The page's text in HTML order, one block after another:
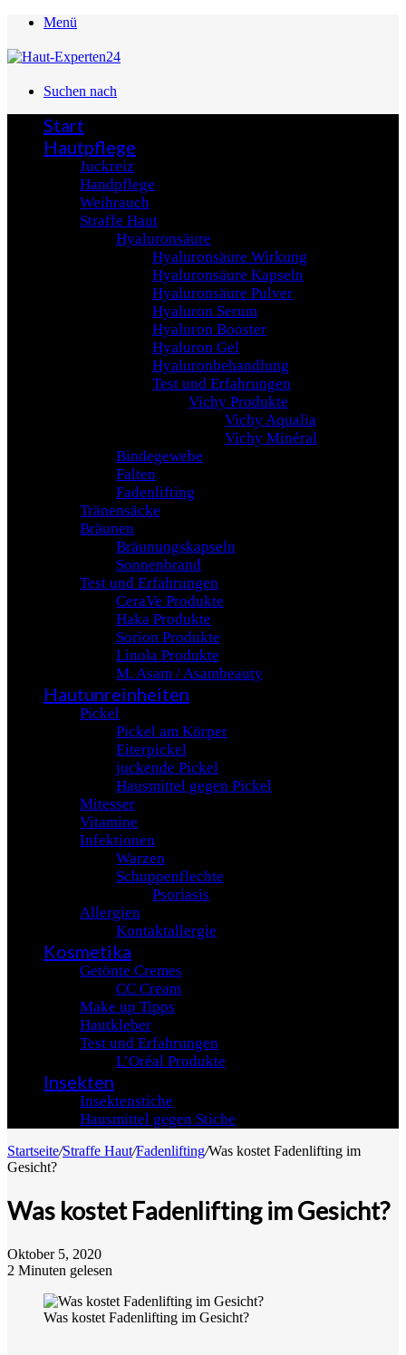
Menü
Suchen nach
Start
Hautpflege
Juckreiz
Handpflege
Weihrauch
Straffe Haut
Hyaluronsäure
Hyaluronsäure Wirkung
Hyaluronsäure Kapseln
Hyaluronsäure Pulver
Hyaluron Serum
Hyaluron Booster
Hyaluron Gel
Hyaluronbehandlung
Test und Erfahrungen
Vichy Produkte
Vichy Aqualia
Vichy Minéral
Bindegewebe
Falten
Fadenlifting
Tränensäcke
Bräunen
Bräunungskapseln
Sonnenbrand
Test und Erfahrungen
CeraVe Produkte
Haka Produkte
Sorion Produkte
Linola Produkte
M. Asam / Asambeauty
Hautunreinheiten
Pickel
Pickel am Körper
Eiterpickel
juckende Pickel
Hausmittel gegen Pickel
Mitesser
Vitamine
Infektionen
Warzen
Schuppenflechte
Psoriasis
Allergien
Kontaktallergie
Kosmetika
Getönte Cremes
CC Cream
Make up Tipps
Hautkleber
Test und Erfahrungen
L’Oréal Produkte
Insekten
Insektenstiche
Hausmittel gegen Stiche
Startseite/Straffe Haut/Fadenlifting/Was kostet Fadenlifting im
Gesicht?
Was kostet Fadenlifting im Gesicht?
Oktober 5, 2020
2 Minuten gelesen
Was kostet Fadenlifting im Gesicht?